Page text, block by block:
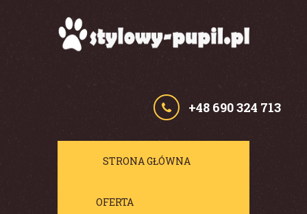
+48 690 324 713
STRONA GŁÓWNA
OFERTA